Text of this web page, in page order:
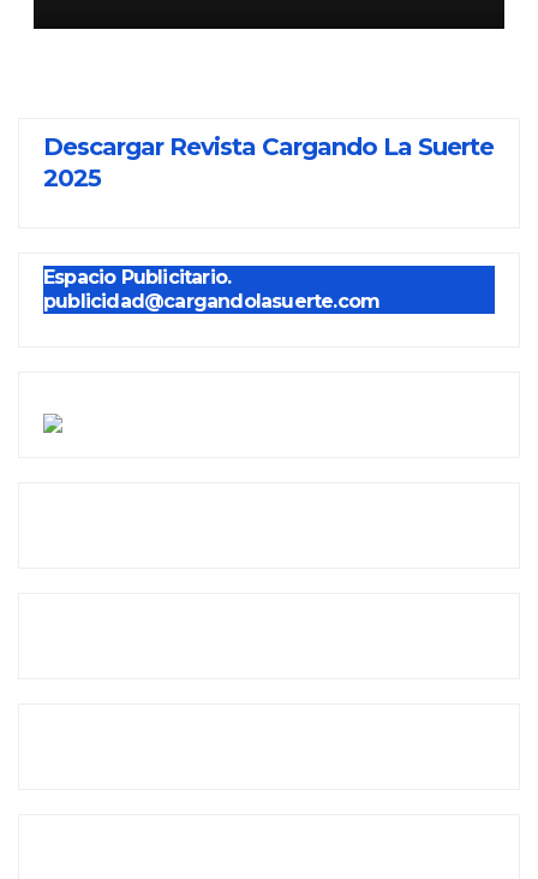
Descargar Revista Cargando La Suerte
2025
Espacio Publicitario.
publicidad@cargandolasuerte.com